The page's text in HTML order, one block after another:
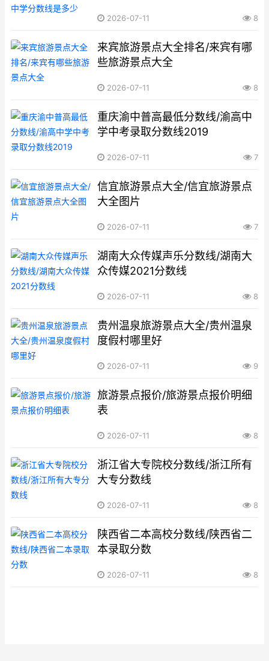
2026-07-11 8
来宾旅游景点大全排名/来宾有哪
些旅游景点大全
2026-07-11 8
重庆渝中普高最低分数线/渝高中
学中考录取分数线2019
2026-07-11 7
信宜旅游景点大全/信宜旅游景点
大全图片
2026-07-11 7
湖南大众传媒声乐分数线/湖南大
众传媒2021分数线
2026-07-11 8
贵州温泉旅游景点大全/贵州温泉
度假村哪里好
2026-07-11 9
旅游景点报价/旅游景点报价明细
表
2026-07-11 8
浙江省大专院校分数线/浙江所有
大专分数线
2026-07-11 8
陕西省二本高校分数线/陕西省二
本录取分数
2026-07-11 8